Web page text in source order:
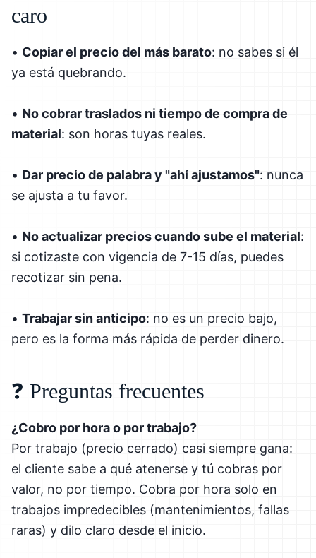
caro
• Copiar el precio del más barato: no sabes si él
ya está quebrando.
• No cobrar traslados ni tiempo de compra de
material: son horas tuyas reales.
• Dar precio de palabra y "ahí ajustamos": nunca
se ajusta a tu favor.
• No actualizar precios cuando sube el material:
si cotizaste con vigencia de 7-15 días, puedes
recotizar sin pena.
• Trabajar sin anticipo: no es un precio bajo,
pero es la forma más rápida de perder dinero.
❓ Preguntas frecuentes
¿Cobro por hora o por trabajo?
Por trabajo (precio cerrado) casi siempre gana:
el cliente sabe a qué atenerse y tú cobras por
valor, no por tiempo. Cobra por hora solo en
trabajos impredecibles (mantenimientos, fallas
raras) y dilo claro desde el inicio.